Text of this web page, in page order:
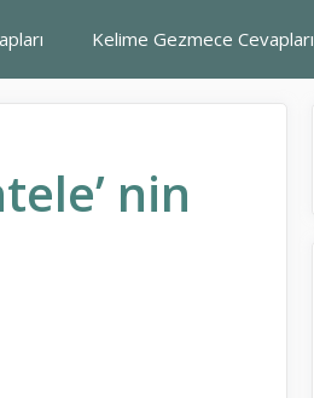
Kelime Gezmece Cevapları
nin